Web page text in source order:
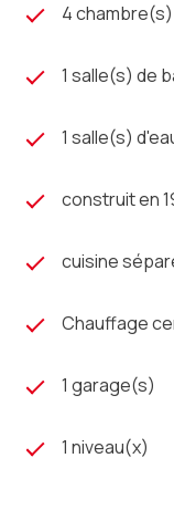
4 chambre(s)
1 salle(s) de
1 salle(s)
construit en
cuisine
Chauffage
1 garage(s)
1 niveau(x)